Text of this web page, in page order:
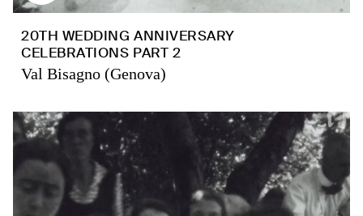
20TH WEDDING ANNIVERSARY
CELEBRATIONS PART 2
Val Bisagno (Genova)